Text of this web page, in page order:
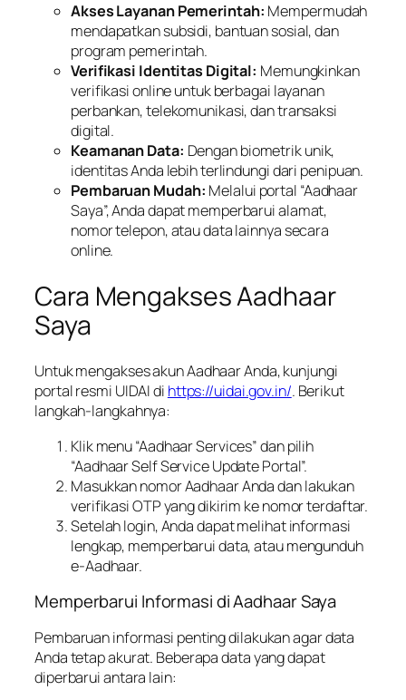
Akses Layanan Pemerintah: Mempermudah
mendapatkan subsidi, bantuan sosial, dan
program pemerintah.
Verifikasi Identitas Digital: Memungkinkan
verifikasi online untuk berbagai layanan
perbankan, telekomunikasi, dan transaksi
digital.
Keamanan Data: Dengan biometrik unik,
identitas Anda lebih terlindungi dari penipuan.
Pembaruan Mudah: Melalui portal “Aadhaar
Saya”, Anda dapat memperbarui alamat,
nomor telepon, atau data lainnya secara
online.
Cara Mengakses Aadhaar
Saya
Untuk mengakses akun Aadhaar Anda, kunjungi
portal resmi UIDAI di https://uidai.gov.in/. Berikut
langkah-langkahnya:
Klik menu “Aadhaar Services” dan pilih
“Aadhaar Self Service Update Portal”.
Masukkan nomor Aadhaar Anda dan lakukan
verifikasi OTP yang dikirim ke nomor terdaftar.
Setelah login, Anda dapat melihat informasi
lengkap, memperbarui data, atau mengunduh
e-Aadhaar.
Memperbarui Informasi di Aadhaar Saya
Pembaruan informasi penting dilakukan agar data
Anda tetap akurat. Beberapa data yang dapat
diperbarui antara lain: